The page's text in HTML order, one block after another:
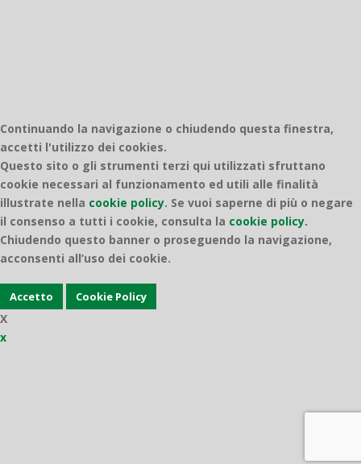
Continuando la navigazione o chiudendo questa finestra,
accetti l'utilizzo dei cookies.
Questo sito o gli strumenti terzi qui utilizzati sfruttano
cookie necessari al funzionamento ed utili alle finalità
illustrate nella cookie policy. Se vuoi saperne di più o negare
il consenso a tutti i cookie, consulta la cookie policy.
Chiudendo questo banner o proseguendo la navigazione,
acconsenti all’uso dei cookie.
Accetto Cookie Policy
X
x